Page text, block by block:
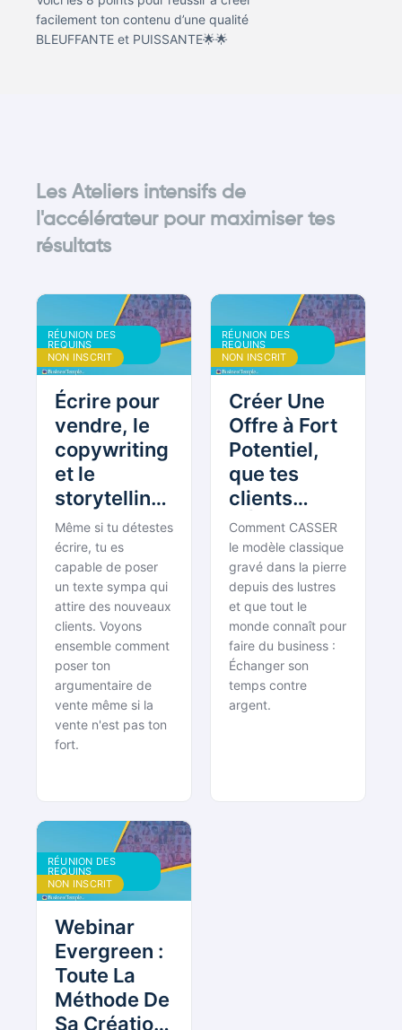
facilement ton contenu d’une qualité
BLEUFFANTE et PUISSANTE🌟🌟
Les Ateliers intensifs de
l'accélérateur pour maximiser tes
résultats
RÉUNION DES
REQUINS
BOUDDHISTES
NON INSCRIT
Écrire pour
vendre, le
copywriting
et le
storytelling
[Réunion
des Requins
#35]
Même si tu détestes
écrire, tu es
capable de poser
un texte sympa qui
attire des nouveaux
clients. Voyons
ensemble comment
poser ton
argumentaire de
vente même si la
vente n'est pas ton
fort.
RÉUNION DES
REQUINS
BOUDDHISTES
NON INSCRIT
Créer Une
Offre à Fort
Potentiel,
que tes
clients
DÉSIRENT
déjà
[Réunion
des Requins
#46]
Comment CASSER
le modèle classique
gravé dans la pierre
depuis des lustres
et que tout le
monde connaît pour
faire du business :
Échanger son
temps contre
argent.
RÉUNION DES
REQUINS
BOUDDHISTES
NON INSCRIT
Webinar
Evergreen :
Toute La
Méthode De
Sa Création